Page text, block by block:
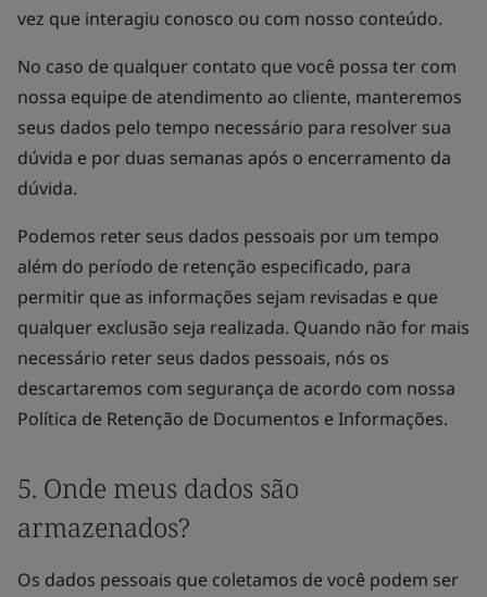
vez que interagiu conosco ou com nosso conteúdo.
No caso de qualquer contato que você possa ter com
nossa equipe de atendimento ao cliente, manteremos
seus dados pelo tempo necessário para resolver sua
dúvida e por duas semanas após o encerramento da
dúvida.
Podemos reter seus dados pessoais por um tempo
além do período de retenção especificado, para
permitir que as informações sejam revisadas e que
qualquer exclusão seja realizada. Quando não for mais
necessário reter seus dados pessoais, nós os
descartaremos com segurança de acordo com nossa
Política de Retenção de Documentos e Informações.
5. Onde meus dados são
armazenados?
Os dados pessoais que coletamos de você podem ser